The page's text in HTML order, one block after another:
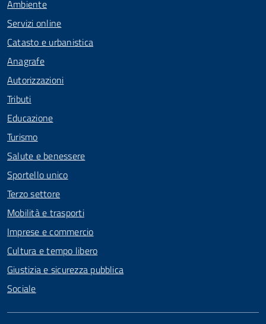
Ambiente
Servizi online
Catasto e urbanistica
Anagrafe
Autorizzazioni
Tributi
Educazione
Turismo
Salute e benessere
Sportello unico
Terzo settore
Mobilità e trasporti
Imprese e commercio
Cultura e tempo libero
Giustizia e sicurezza pubblica
Sociale